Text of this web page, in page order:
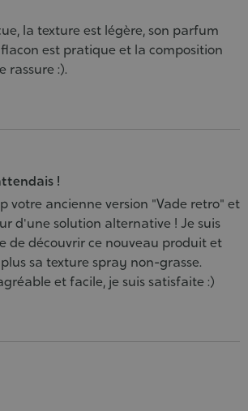
la texture est légère, son parfum
est pratique et la composition
rassure :).
!
votre ancienne version "Vade retro" et
d'une solution alternative ! Je suis
de découvrir ce nouveau produit et
sa texture spray non-grasse.
et facile, je suis satisfaite :)